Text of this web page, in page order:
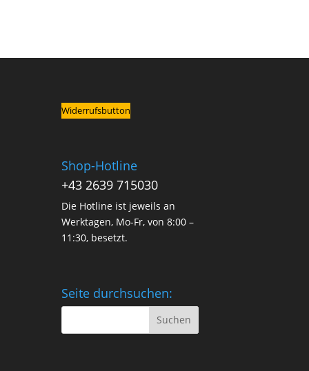
Widerrufsbutton
Shop-Hotline
+43 2639 715030
Die Hotline ist jeweils an
Werktagen, Mo-Fr, von 8:00 –
11:30, besetzt.
Seite durchsuchen: